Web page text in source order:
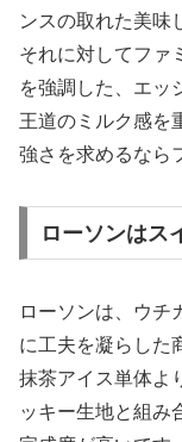
ンスの取れた美味
それに対してファ
を強調した、エッ
王道のミルク感を
強さを求めるなら
ローソンはス
ローソンは、ウチ
に工夫を凝らした
抹茶アイス単体よ
ッキー生地と組み